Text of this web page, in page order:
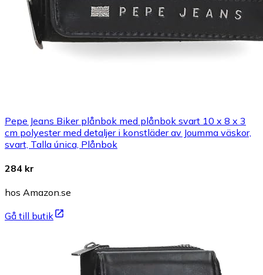
Pepe Jeans Biker plånbok med plånbok svart 10 x 8 x 3
cm polyester med detaljer i konstläder av Joumma väskor,
svart, Talla única, Plånbok
284 kr
hos Amazon.se
Gå till butik